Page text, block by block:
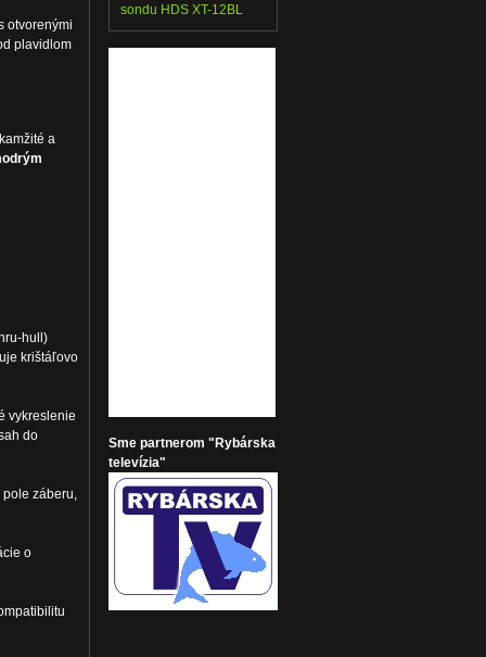
otvorenými
plavidlom
a
hull)
krištáľovo
vykreslenie
do
pole záberu,
o
sondu HDS XT-12BL
Sme partnerom "Rybárska
televízia"